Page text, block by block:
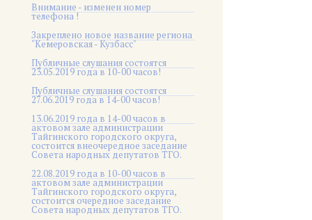
Внимание - изменен номер
телефона !
Закреплено новое название региона
"Кемеровская - Кузбасс"
Публичные слушания состоятся
23.05.2019 года в 10-00 часов!
Публичные слушания состоятся
27.06.2019 года в 14-00 часов!
13.06.2019 года в 14-00 часов в
актовом зале администрации
Тайгинского городского округа,
состоится внеочередное заседание
Совета народных депутатов ТГО.
22.08.2019 года в 10-00 часов в
актовом зале администрации
Тайгинского городского округа,
состоится очередное заседание
Совета народных депутатов ТГО.